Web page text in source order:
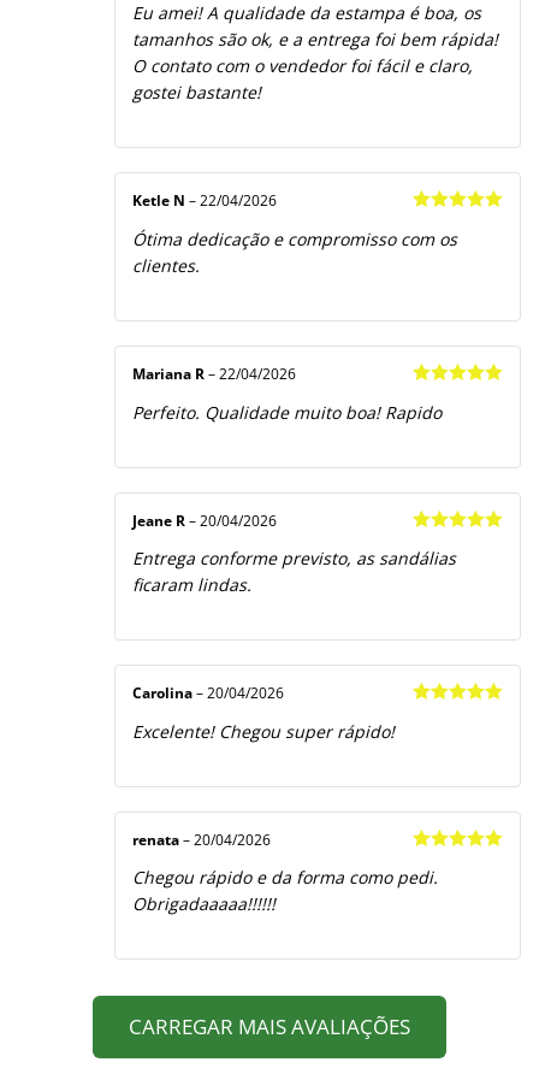
de 5
Eu amei! A qualidade da estampa é boa, os
tamanhos são ok, e a entrega foi bem rápida!
O contato com o vendedor foi fácil e claro,
gostei bastante!
de 5
Ketle N – 22/04/2026
Ótima dedicação e compromisso com os
clientes.
de 5
Mariana R – 22/04/2026
Perfeito. Qualidade muito boa! Rapido
de 5
Jeane R – 20/04/2026
Entrega conforme previsto, as sandálias
ficaram lindas.
Carolina – 20/04/2026
Excelente! Chegou super rápido!
de 5
renata – 20/04/2026
Chegou rápido e da forma como pedi.
Obrigadaaaaa!!!!!!
CARREGAR MAIS AVALIAÇÕES